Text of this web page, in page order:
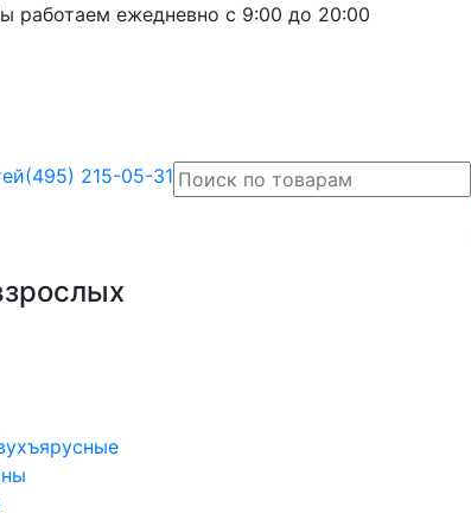
работаем ежедневно с 9:00 до 20:00
(495) 215-05-31